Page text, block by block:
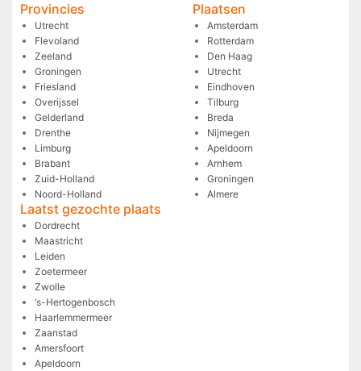
Provincies
Utrecht
Flevoland
Zeeland
Groningen
Friesland
Overijssel
Gelderland
Drenthe
Limburg
Brabant
Zuid-Holland
Noord-Holland
Plaatsen
Amsterdam
Rotterdam
Den Haag
Utrecht
Eindhoven
Tilburg
Breda
Nijmegen
Apeldoorn
Arnhem
Groningen
Almere
Laatst gezochte plaats
Dordrecht
Maastricht
Leiden
Zoetermeer
Zwolle
‘s-Hertogenbosch
Haarlemmermeer
Zaanstad
Amersfoort
Apeldoorn